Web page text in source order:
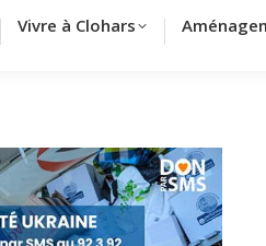
Vivre à Clohars